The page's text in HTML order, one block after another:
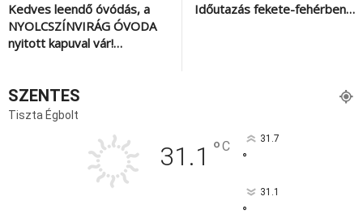
Kedves leendő óvódás, a
NYOLCSZÍNVIRÁG ÓVODA
nyitott kapuval vár!…
Időutazás fekete-fehérben…
SZENTES
Tiszta Égbolt
31.1 °C 31.7
°
31.1
°